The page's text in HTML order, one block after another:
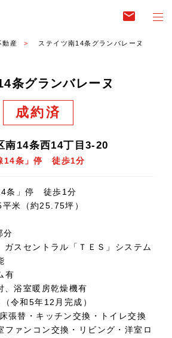
email
動産 ステイツ南14条グランバレーヌ
条グランバレーヌ
成約済
南14条西14丁目3-20
14条」停 徒歩1分
条」停 徒歩1分
米（約25.75坪）
分
スセントラル「ＴＥＳ」システム
有
浴室暖房乾燥機有
令和5年12月完成）
替・キッチン交換・トイレ交換
ァンコン交換・リビング・洋室ロ